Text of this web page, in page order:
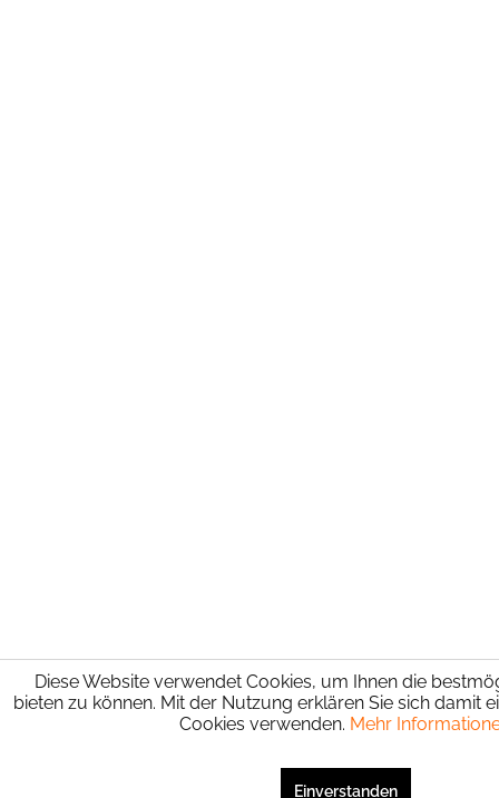
Diese Website verwendet Cookies, um Ihnen die
bieten zu können. Mit der Nutzung erklären Sie sich damit
Cookies verwenden. Mehr
Einverstanden